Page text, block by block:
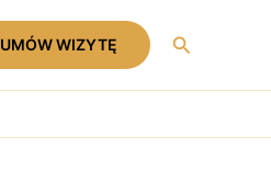
UMÓW WIZYTĘ Szukaj